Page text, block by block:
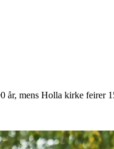
år, mens Holla kirke feirer